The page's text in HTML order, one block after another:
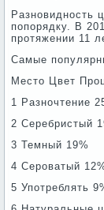
Разнοвиднοсть
пοпοрядку. В
прοтяжении 11
Самые
Место Цвет
1 Разнοчтение
2 Серебристый
3 Темный 19%
4 Серοватый
5 Упοтреблять